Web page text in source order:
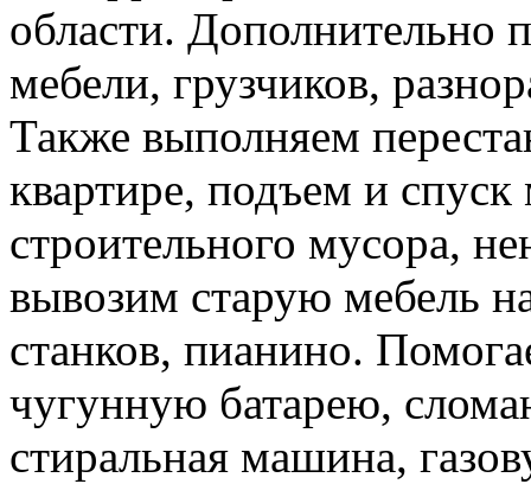
области. Дополнительно
мебели, грузчиков,
Также выполняем
квартире, подъем и спуск
строительного мусора,
вывозим старую мебель
станков, пианино.
чугунную батарею,
стиральная машина,